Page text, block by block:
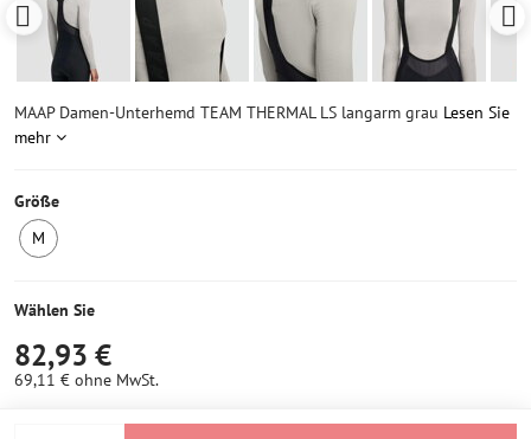
MAAP Damen-Unterhemd TEAM THERMAL LS langarm grau Lesen Sie
mehr
Größe
M
auf
Wählen Sie
82,93 €
69,11 € ohne MwSt.